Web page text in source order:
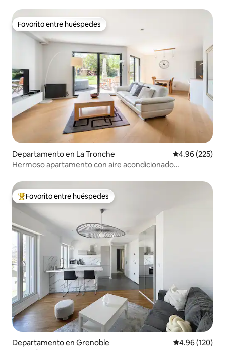
Favorito entre huéspedes
Favorito entre huéspedes
Departamento en La Tronche Calificación
4.96 (225)
Hermoso apartamento con aire acondicionado
De los mejores en Favorito entre huéspedes
Favorito entre huéspedes
Departamento en Grenoble Calificación
4.96 (120)